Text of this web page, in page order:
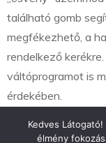
található gomb
megfékezhető, a
rendelkező
váltóprogramot is
érdekében.
Kedves
élmény